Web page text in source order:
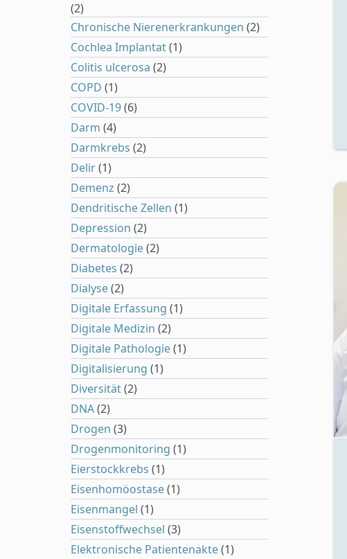
(2)
Chronische Nierenerkrankungen (2)
Cochlea Implantat(1)
Colitis ulcerosa (2)
COPD (1)
COVID-19(6)
Darm (4)
Darmkrebs (2)
Delir(1)
Demenz (2)
Dendritische Zellen (1)
Depression (2)
Dermatologie(2)
Diabetes (2)
Dialyse(2)
Digitale Erfassung (1)
Digitale Medizin (2)
Digitale Pathologie(1)
Digitalisierung (1)
Diversität(2)
DNA(2)
Drogen (3)
Drogenmonitoring (1)
Eierstockkrebs (1)
Eisenhomöostase(1)
Eisenmangel (1)
Eisenstoffwechsel (3)
Elektronische Patientenakte(1)